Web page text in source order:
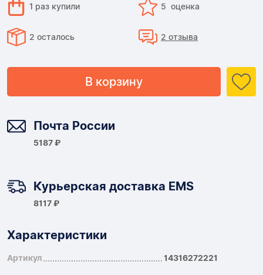
1 раз купили 5 оценка
2 осталось 2 отзыва
В корзину
Почта России
5187 ₽
Курьерская доставка EMS
8117 ₽
Характеристики
Артикул 14316272221